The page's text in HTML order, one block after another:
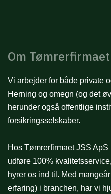
Om Tømrerfirmaet
Vi arbejder for både private
Herning og omegn (og det
herunder også offentlige
forsikringsselskaber.
Hos Tømrerfirmaet JSS
udføre 100%
hyrer os ind til. Med
erfaring) i branchen, har vi